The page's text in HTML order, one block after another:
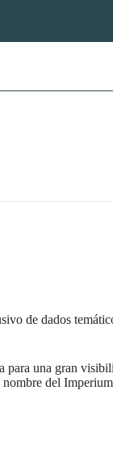
de dados
una gran
nombre del